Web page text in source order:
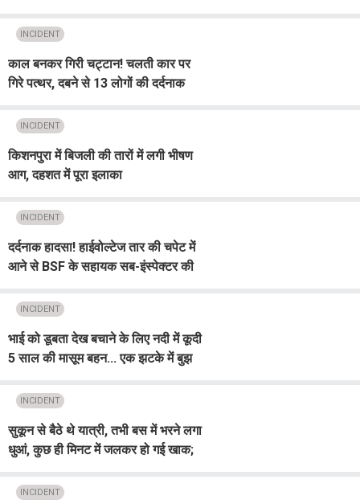
INCIDENT
काल बनकर गिरी चट्टान! चलती कार पर
गिरे पत्थर, दबने से 13 लोगों की दर्दनाक
INCIDENT
किशनपुरा में बिजली की तारों में लगी भीषण
आग, दहशत में पूरा इलाका
INCIDENT
दर्दनाक हादसा! हाईवोल्टेज तार की चपेट में
आने से BSF के सहायक सब-इंस्पेक्टर की
INCIDENT
भाई को डूबता देख बचाने के लिए नदी में कूदी
5 साल की मासूम बहन... एक झटके में बुझ
कहानी
INCIDENT
सुकून से बैठे थे यात्री, तभी बस में भरने लगा
धुआं, कुछ ही मिनट में जलकर हो गई खाक;
INCIDENT